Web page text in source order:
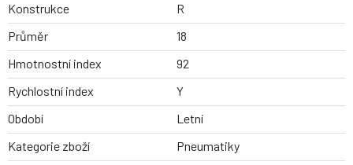
Konstrukce
R
Průměr
18
Hmotnostní index
92
Rychlostní index
Y
Období
Letní
Kategorie zboží
Pneumatiky